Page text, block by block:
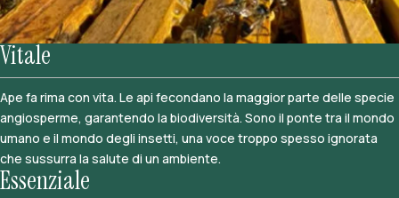
Vitale
Ape fa rima con vita. Le api fecondano la maggior parte delle specie
angiosperme, garantendo la biodiversità. Sono il ponte tra il mondo
umano e il mondo degli insetti, una voce troppo spesso ignorata
che sussurra la salute di un ambiente.
Essenziale